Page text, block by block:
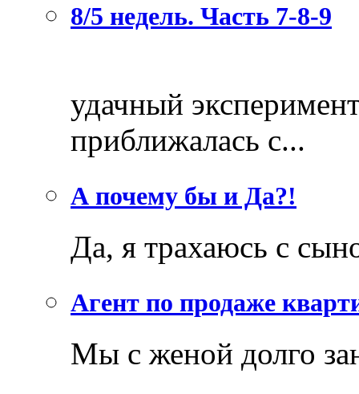
8/5 недель. Часть 7-8-9
удачный
приближалась с...
А почему бы и Да?!
Да, я трахаюсь с
Агент по продаже
Мы с женой долго